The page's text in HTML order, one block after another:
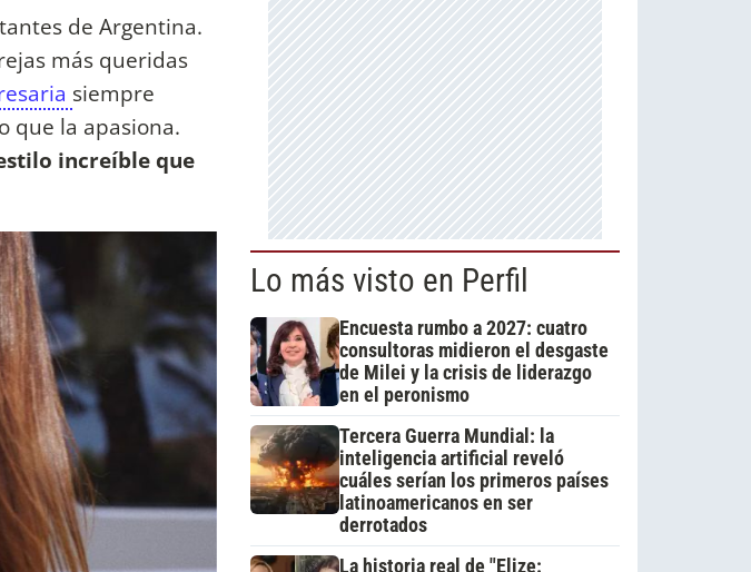
de Argentina.
más queridas
siempre
que la apasiona.
increíble que
Lo más visto en Perfil
Encuesta rumbo a 2027: cuatro
consultoras midieron el desgaste
de Milei y la crisis de liderazgo
en el peronismo
Tercera Guerra Mundial: la
inteligencia artificial reveló
cuáles serían los primeros países
latinoamericanos en ser
derrotados
La historia real de "Elize: